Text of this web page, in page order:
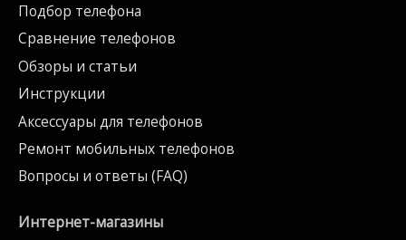
Подбор телефона
Сравнение телефонов
Обзоры и статьи
Инструкции
Аксессуары для телефонов
Ремонт мобильных телефонов
Вопросы и ответы (FAQ)
Интернет-магазины